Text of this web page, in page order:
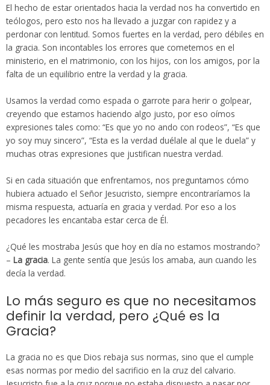
El hecho de estar orientados hacia la verdad nos ha convertido en
teólogos, pero esto nos ha llevado a juzgar con rapidez y a
perdonar con lentitud. Somos fuertes en la verdad, pero débiles en
la gracia. Son incontables los errores que cometemos en el
ministerio, en el matrimonio, con los hijos, con los amigos, por la
falta de un equilibrio entre la verdad y la gracia.
Usamos la verdad como espada o garrote para herir o golpear,
creyendo que estamos haciendo algo justo, por eso oímos
expresiones tales como: “Es que yo no ando con rodeos”, “Es que
yo soy muy sincero”, “Esta es la verdad duélale al que le duela” y
muchas otras expresiones que justifican nuestra verdad.
Si en cada situación que enfrentamos, nos preguntamos cómo
hubiera actuado el Señor Jesucristo, siempre encontraríamos la
misma respuesta, actuaría en gracia y verdad. Por eso a los
pecadores les encantaba estar cerca de Él.
¿Qué les mostraba Jesús que hoy en día no estamos mostrando?
– La gracia. La gente sentía que Jesús los amaba, aun cuando les
decía la verdad.
Lo más seguro es que no necesitamos
definir la verdad, pero ¿Qué es la
Gracia?
La gracia no es que Dios rebaja sus normas, sino que el cumple
esas normas por medio del sacrificio en la cruz del calvario.